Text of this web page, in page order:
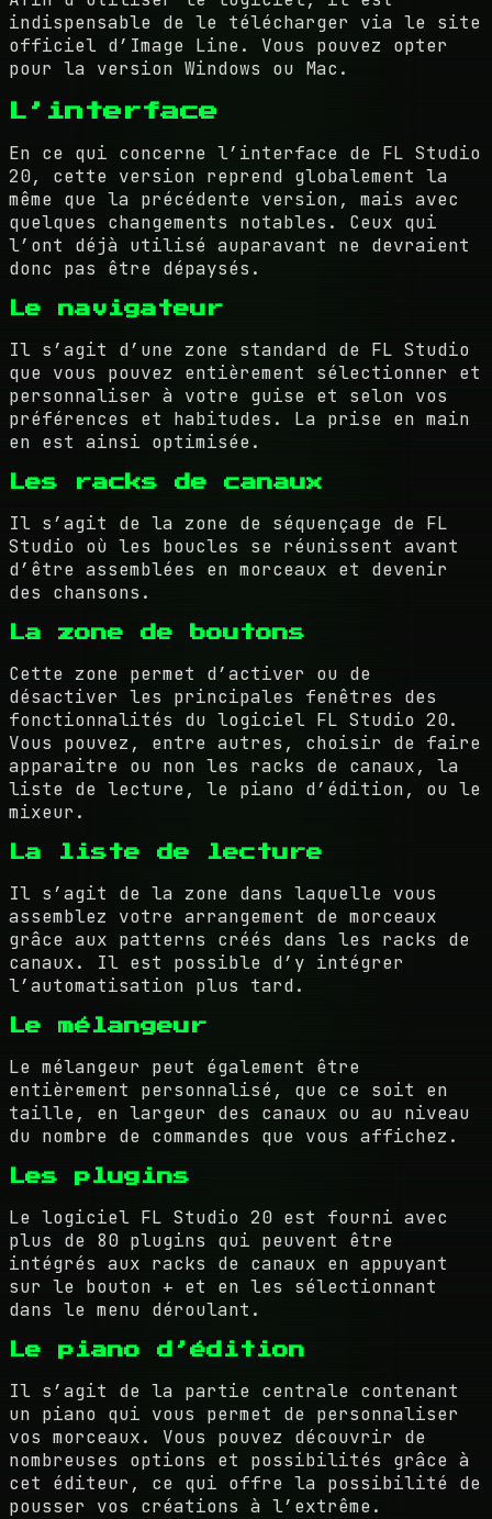
indispensable de le télécharger via le site
officiel d’Image Line. Vous pouvez opter
pour la version Windows ou Mac.
L’interface
En ce qui concerne l’interface de FL Studio
20, cette version reprend globalement la
même que la précédente version, mais avec
quelques changements notables. Ceux qui
l’ont déjà utilisé auparavant ne devraient
donc pas être dépaysés.
Le navigateur
Il s’agit d’une zone standard de FL Studio
que vous pouvez entièrement sélectionner et
personnaliser à votre guise et selon vos
préférences et habitudes. La prise en main
en est ainsi optimisée.
Les racks de canaux
Il s’agit de la zone de séquençage de FL
Studio où les boucles se réunissent avant
d’être assemblées en morceaux et devenir
des chansons.
La zone de boutons
Cette zone permet d’activer ou de
désactiver les principales fenêtres des
fonctionnalités du logiciel FL Studio 20.
Vous pouvez, entre autres, choisir de faire
apparaitre ou non les racks de canaux, la
liste de lecture, le piano d’édition, ou le
mixeur.
La liste de lecture
Il s’agit de la zone dans laquelle vous
assemblez votre arrangement de morceaux
grâce aux patterns créés dans les racks de
canaux. Il est possible d’y intégrer
l’automatisation plus tard.
Le mélangeur
Le mélangeur peut également être
entièrement personnalisé, que ce soit en
taille, en largeur des canaux ou au niveau
du nombre de commandes que vous affichez.
Les plugins
Le logiciel FL Studio 20 est fourni avec
plus de 80 plugins qui peuvent être
intégrés aux racks de canaux en appuyant
sur le bouton + et en les sélectionnant
dans le menu déroulant.
Le piano d’édition
Il s’agit de la partie centrale contenant
un piano qui vous permet de personnaliser
vos morceaux. Vous pouvez découvrir de
nombreuses options et possibilités grâce à
cet éditeur, ce qui offre la possibilité de
pousser vos créations à l’extrême.